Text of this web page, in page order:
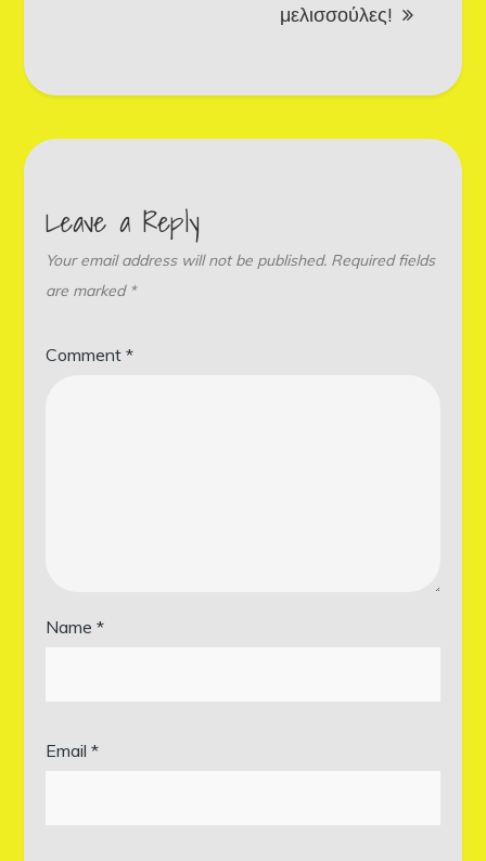
μελισσούλες!
Leave a Reply
Your email address will not be published. Required fields
are marked *
Comment*
Name*
Email*